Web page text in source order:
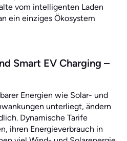
vom intelligenten Laden
ein einziges Ökosystem
Smart EV Charging –
Energien wie Solar- und
unterliegt, ändern
Dynamische Tarife
ihren Energieverbrauch in